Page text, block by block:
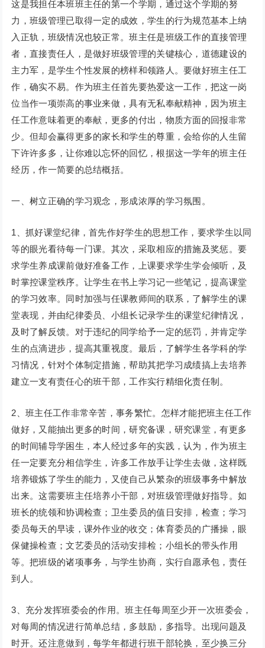
这是我担任本班班主任的第一个学期，通过这个学期的努
力，班级管理已取得一定的成效，学生的行为规范基本上纳
入正轨，班级情况也较正常。班主任是班级工作的直接管理
者，直接责任人，是做好班级管理的关键核心，道德建设的
主力军，是学生个性发展的榜样和领路人。要做好班主任工
作，确实不易。作为班主任首先要热爱这一工作，把这一岗
位当作一项崇高的事业来做，具有无私奉献精神，因为班主
任工作意味着更的奉献，更多的付出，物质方面的回报非常
少。但却会赢得更多的家长和学生的尊重，会给你的人生留
下许许多多，让你难以忘怀的回忆，根据这一学年的班主任
经历，作一简要的总结概括。
一、树立正确的学习观念，形成浓厚的学习氛围。
1、抓好课堂纪律，首先作好学生的思想工作，要求学生以同
等的眼光看待每一门课。其次，采取相应的措施及奖惩。要
求学生养成课前做好准备工作，上课要求学生学会倾听，及
时掌控课堂秩序。让学生在书上学习记一些笔记，提高课堂
的学习效率。同时加强与任课教师间的联系，了解学生的课
堂表现，并由纪律委员、小组长记录学生的课堂纪律情况，
及时了解反馈。对于违纪的同学给予一定的惩罚，并肯定学
生的点滴进步，提高其重视度。最后，了解学生各学科的学
习情况，针对个体制定措施，帮助其把学习成绩搞上去培养
建立一支有责任心的班干部，工作实行精细化责任制。
2、班主任工作非常辛苦，事务繁忙。怎样才能把班主任工作
做好，又能抽出更多的时间，研究备课，研究课堂，有更多
的时间辅导学困生，本人经过多年的实践，认为，作为班主
任一定要充分相信学生，许多工作放手让学生去做，这样既
培养锻炼了学生的能力，又使自己从繁杂的班级事务中解放
出来。这需要班主任培养小干部，对班级管理做好指导。如
班长的统领和协调检查；卫生委员的值日安排，检查；学习
委员每天的早读，课外作业的收交；体育委员的广播操，眼
保健操检查；文艺委员的活动安排检；小组长的带头作用
等。把班级的诸项事务，与学生协商，实行自愿承包，责任
到人。
3、充分发挥班委会的作用。班主任每周至少开一次班委会，
对每周的情况进行简单总结，多鼓励，多指导。出现问题及
时开。还注意做到，每学年都进行班干部轮换，至少换三分